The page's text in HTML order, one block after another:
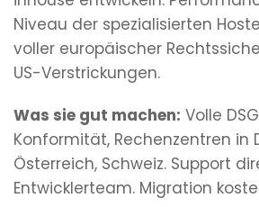
Niveau der spezialisierten
voller europäischer
US-Verstrickungen.
Was sie gut machen: Volle
Konformität, Rechenzentren in
Österreich, Schweiz. Support
Entwicklerteam. Migration